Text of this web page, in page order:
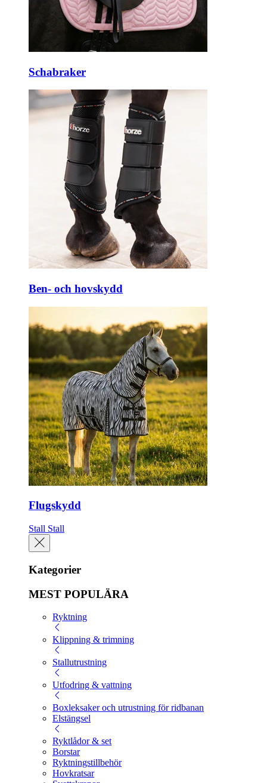
Schabraker
Ben- och hovskydd
Flugskydd
Stall Stall
Kategorier
MEST POPULÄRA
Ryktning
Klippning & trimning
Stallutrustning
Utfodring & vattning
Boxleksaker och utrustning för ridbanan
Elstängsel
Ryktlådor & set
Borstar
Ryktningstillbehör
Hovkratsar